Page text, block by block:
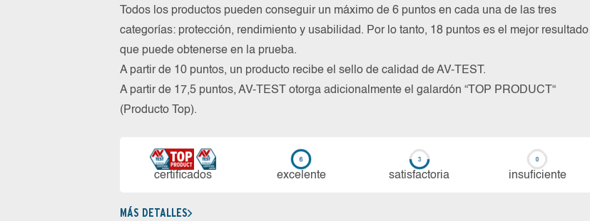
Todos los productos pueden conseguir un máximo de 6 puntos en cada una de las tres
categorías: protección, rendimiento y usabilidad. Por lo tanto, 18 puntos es el mejor resultado
que puede obtenerse en la prueba.
A partir de 10 puntos, un producto recibe el sello de calidad de AV-TEST.
A partir de 17,5 puntos, AV-TEST otorga adicionalmente el galardón “TOP PRODUCT“
(Producto Top).
certi­ficados ex­ce­len­te sa­tis­fac­to­ria in­su­fi­cien­te
MÁS DETALLES